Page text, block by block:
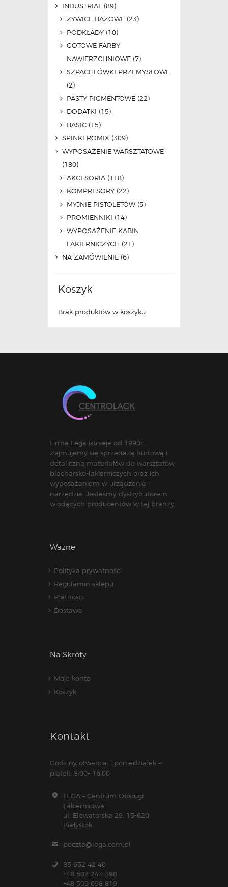
INDUSTRIAL (89)
ŻYWICE BAZOWE (23)
PODKŁADY (10)
GOTOWE FARBY
NAWIERZCHNIOWE (7)
SZPACHLÓWKI PRZEMYSŁOWE
(2)
PASTY PIGMENTOWE (22)
DODATKI (15)
BASIC (15)
SPINKI ROMIX (309)
WYPOSAŻENIE WARSZTATOWE
(180)
AKCESORIA (118)
KOMPRESORY (22)
MYJNIE PISTOLETÓW (5)
PROMIENNIKI (14)
WYPOSAŻENIE KABIN
LAKIERNICZYCH (21)
NA ZAMÓWIENIE (6)
Koszyk
Brak produktów w koszyku.
Firma Lega istnieje od 1990r.
Zajmujemy się sprzedażą hurtową i
detaliczną materiałów do warsztatów
blacharsko-lakierniczych oraz ich
wyposażaniem w urządzenia i
narzędzia. Jesteśmy dystrybutorem
wiodących producentów w tej branży.
Ważne
Polityka prywatności
Regulamin sklepu
Płatności
Dostawa
Na Skróty
Moje konto
Koszyk
Kontakt
Godziny otwarcia: | poniedziałek –
piątek: 8:00- 16:00
LEGA – Centrum Obsługi
Lakiernictwa
ul. Elewatorska 29, 15-620
Białystok
poczta@lega.com.pl
85 652 42 40
+48 502 243 398
+48 509 698 819